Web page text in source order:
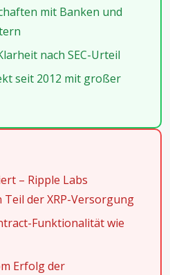
mit Banken und
nach SEC-Urteil
seit 2012 mit großer
– Ripple Labs
der XRP-Versorgung
Funktionalität wie
Erfolg der